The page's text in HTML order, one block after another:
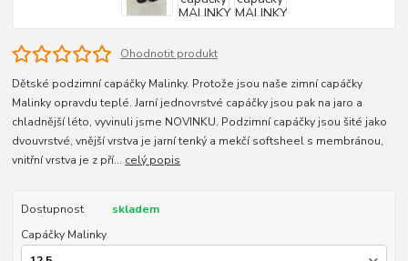
Ohodnotit produkt
Dětské podzimní capáčky Malinky. Protože jsou naše zimní capáčky
Malinky opravdu teplé. Jarní jednovrstvé capáčky jsou pak na jaro a
chladnější léto, vyvinuli jsme NOVINKU. Podzimní capáčky jsou šité jako
dvouvrstvé, vnější vrstva je jarní tenký a mekčí softsheel s membránou,
vnitřní vrstva je z pří... celý popis
Dostupnost
skladem
Capáčky Malinky